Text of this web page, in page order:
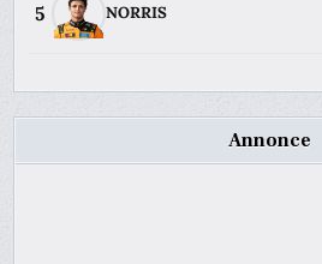
5 NORRIS
Annonce